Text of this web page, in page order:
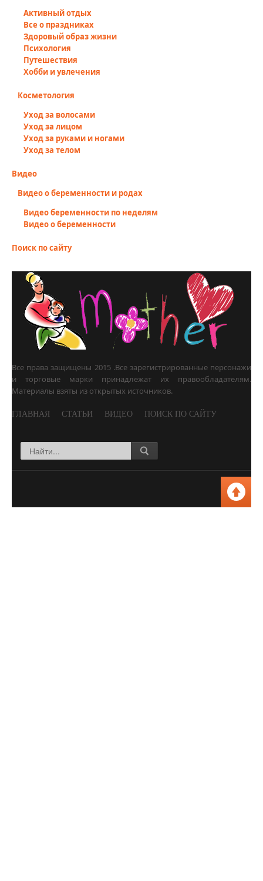
Активный отдых
Все о праздниках
Здоровый образ жизни
Психология
Путешествия
Хобби и увлечения
Косметология
Уход за волосами
Уход за лицом
Уход за руками и ногами
Уход за телом
Видео
Видео о беременности и родах
Видео беременности по неделям
Видео о беременности
Поиск по сайту
Все права защищены 2015 .Все зарегистрированные персонажи
и торговые марки принадлежат их правообладателям.
Материалы взяты из открытых источников.
ГЛАВНАЯ СТАТЬИ ВИДЕО ПОИСК ПО САЙТУ